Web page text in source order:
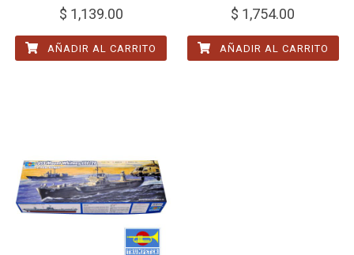
$ 1,139.00
AÑADIR AL CARRITO
$ 1,754.00
AÑADIR AL CARRITO